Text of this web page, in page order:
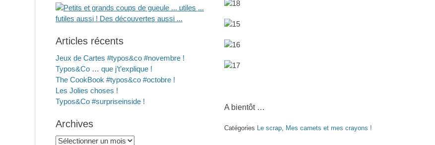
A bientôt …
Catégories Le scrap, Mes carnets et mes crayons !
Articles récents
Jeux de Cartes #typos&co #novembre !
Typos&Co … que j’t’explique !
The CookBook #typos&co #octobre !
Les Jolies choses !
Typos&Co #surpriseinside !
Archives
Archives